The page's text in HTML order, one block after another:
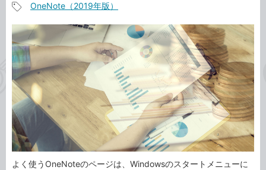
事
カ
テ
ゴ
リ
事
タ
グ
OneNote（2019年版）
よく使うOneNoteのページは、Windowsのスタートメニューに